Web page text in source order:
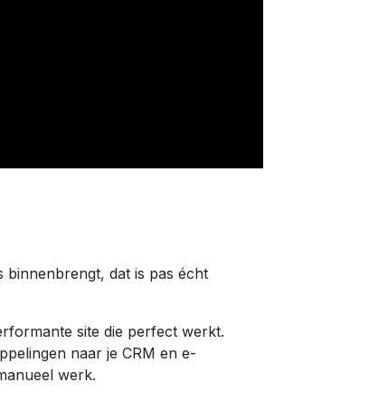
binnenbrengt, dat is pas écht
site die perfect werkt.
naar je CRM en e-
werk.